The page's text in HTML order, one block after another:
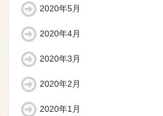
2020年5月
2020年4月
2020年3月
2020年2月
2020年1月